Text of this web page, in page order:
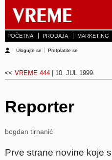
POČETNA PRODAJA MARKETING
Ulogujte se Pretplatite se
<< VREME 444 | 10. JUL 1999.
Reporter
bogdan tirnanić
Prve strane novine koje